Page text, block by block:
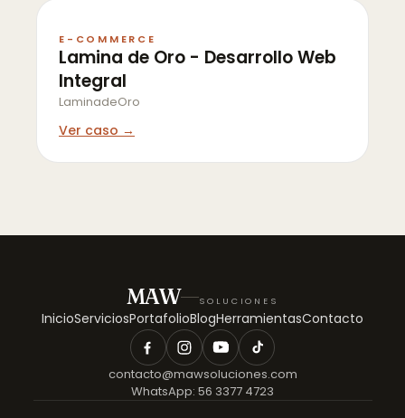
E-COMMERCE
Lamina de Oro - Desarrollo Web
Integral
LaminadeOro
Ver caso →
MAW SOLUCIONES
InicioServiciosPortafolioBlogHerramientasContacto
contacto@mawsoluciones.com
WhatsApp: 56 3377 4723